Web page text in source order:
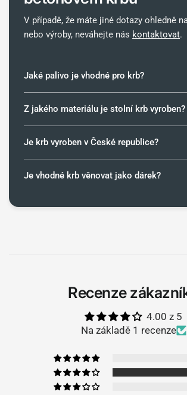
V případě, že máte jiné dotazy ohledně
nebo výroby, neváhejte nás kontaktovat.
Jaké palivo je vhodné pro krb?
Z jakého materiálu je stolní krb vyroben?
Je krb vyroben v České republice?
Je vhodné krb věnovat jako dárek?
Recenze
4.00 z 5
Na základě 1 recenze